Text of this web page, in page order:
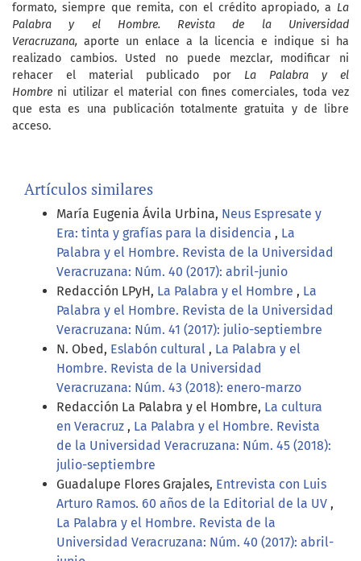
formato, siempre que remita, con el crédito apropiado, a La
Palabra y el Hombre. Revista de la Universidad
Veracruzana, aporte un enlace a la licencia e indique si ha
realizado cambios. Usted no puede mezclar, modificar ni
rehacer el material publicado por La Palabra y el
Hombre ni utilizar el material con fines comerciales, toda vez
que esta es una publicación totalmente gratuita y de libre
acceso.
Artículos similares
María Eugenia Ávila Urbina, Neus Espresate y
Era: tinta y grafías para la disidencia , La
Palabra y el Hombre. Revista de la Universidad
Veracruzana: Núm. 40 (2017): abril-junio
Redacción LPyH, La Palabra y el Hombre , La
Palabra y el Hombre. Revista de la Universidad
Veracruzana: Núm. 41 (2017): julio-septiembre
N. Obed, Eslabón cultural , La Palabra y el
Hombre. Revista de la Universidad
Veracruzana: Núm. 43 (2018): enero-marzo
Redacción La Palabra y el Hombre, La cultura
en Veracruz , La Palabra y el Hombre. Revista
de la Universidad Veracruzana: Núm. 45 (2018):
julio-septiembre
Guadalupe Flores Grajales, Entrevista con Luis
Arturo Ramos. 60 años de la Editorial de la UV ,
La Palabra y el Hombre. Revista de la
Universidad Veracruzana: Núm. 40 (2017): abril-